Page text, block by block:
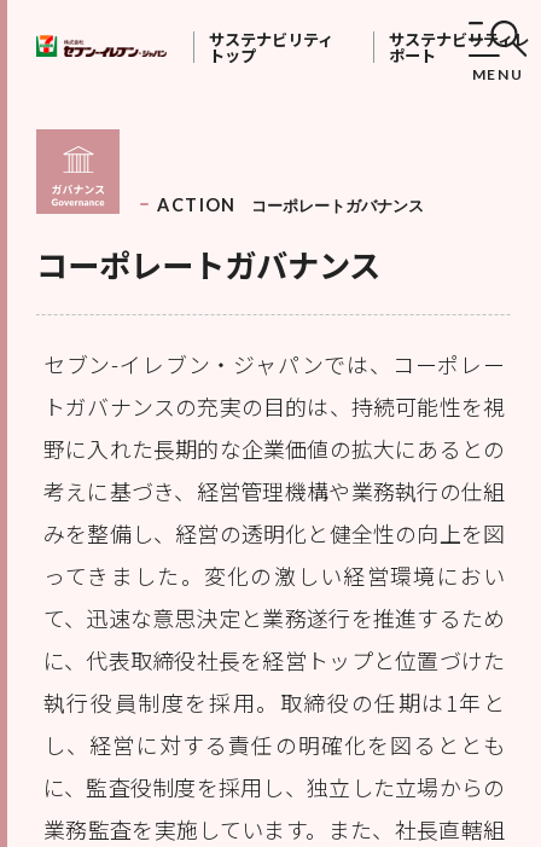
サステナビリティ
トップ
サステナビリティレ
ポート
MENU
ACTION コーポレートガバナンス
コーポレートガバナンス
セブン-イレブン・ジャパンでは、コーポレー
トガバナンスの充実の目的は、持続可能性を視
野に入れた長期的な企業価値の拡大にあるとの
考えに基づき、経営管理機構や業務執行の仕組
みを整備し、経営の透明化と健全性の向上を図
ってきました。変化の激しい経営環境におい
て、迅速な意思決定と業務遂行を推進するため
に、代表取締役社長を経営トップと位置づけた
執行役員制度を採用。取締役の任期は1年と
し、経営に対する責任の明確化を図るととも
に、監査役制度を採用し、独立した立場からの
業務監査を実施しています。また、社長直轄組